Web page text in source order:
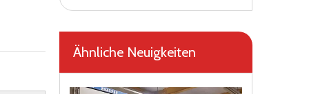
Ähnliche Neuigkeiten